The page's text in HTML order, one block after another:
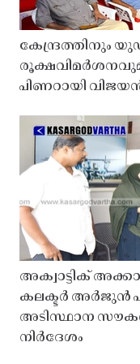
കേന്ദ്രത്തിനും
പിണറായി
അക്വാട്ടിക്
കലക്ടർ അർജുൻ
അടിസ്ഥാന
നിർദേശം